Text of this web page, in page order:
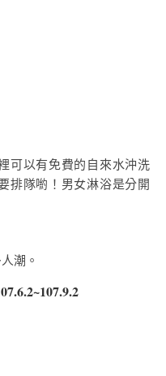
可以有免費的自來水沖洗
排隊喲！男女淋浴是分開
潮。